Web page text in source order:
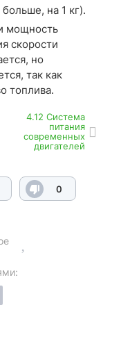
на 1 кг).
мощность
скорости
но
так как
топлива.
4.12 Система
питания
современных
двигателей
0